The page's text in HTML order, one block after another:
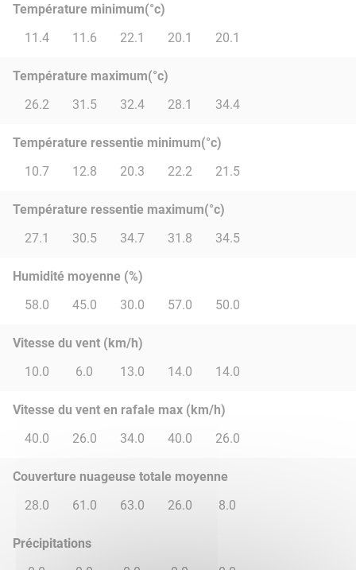
Température minimum(°c)
11.4
11.6 22.1 20.1 20.1
Température maximum(°c)
26.2
31.5 32.4 28.1 34.4
Température ressentie minimum(°c)
10.7
12.8 20.3 22.2 21.5
Température ressentie maximum(°c)
27.1
30.5 34.7 31.8 34.5
Humidité moyenne (%)
58.0
45.0 30.0 57.0 50.0
Vitesse du vent (km/h)
10.0
6.0 13.0 14.0 14.0
Vitesse du vent en rafale max (km/h)
40.0
26.0 34.0 40.0 26.0
Couverture nuageuse totale moyenne
28.0
61.0 63.0 26.0 8.0
Précipitations